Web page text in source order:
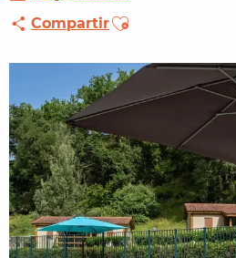
CompartirAjouter aux favoris